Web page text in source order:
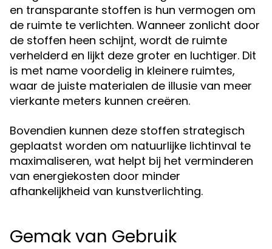
en transparante stoffen is hun vermogen om
de ruimte te verlichten. Wanneer zonlicht door
de stoffen heen schijnt, wordt de ruimte
verhelderd en lijkt deze groter en luchtiger. Dit
is met name voordelig in kleinere ruimtes,
waar de juiste materialen de illusie van meer
vierkante meters kunnen creëren.
Bovendien kunnen deze stoffen strategisch
geplaatst worden om natuurlijke lichtinval te
maximaliseren, wat helpt bij het verminderen
van energiekosten door minder
afhankelijkheid van kunstverlichting.
Gemak van Gebruik